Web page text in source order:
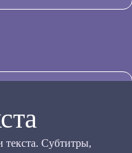
текста. Субтитры,